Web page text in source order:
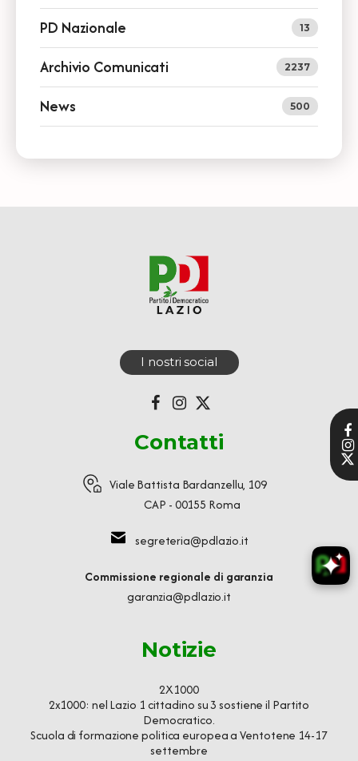
PD Nazionale 13
Archivio Comunicati 2237
News 500
I nostri social
Contatti
Viale Battista Bardanzellu, 109
CAP - 00155 Roma
segreteria@pdlazio.it
Commissione regionale di garanzia
garanzia@pdlazio.it
Notizie
2X1000
2x1000: nel Lazio 1 cittadino su 3 sostiene il Partito
Democratico.
Scuola di formazione politica europea a Ventotene 14-17
settembre